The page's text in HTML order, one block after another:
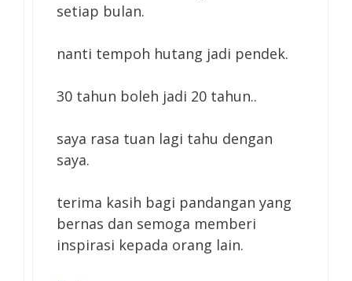
setiap bulan.
nanti tempoh hutang jadi pendek.
30 tahun boleh jadi 20 tahun..
saya rasa tuan lagi tahu dengan
saya.
terima kasih bagi pandangan yang
bernas dan semoga memberi
inspirasi kepada orang lain.